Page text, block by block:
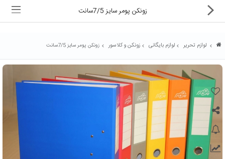
ماشین های اداری
کالای دیجیتال
لوازم التحریر
کارتریج و تونر
زونکن پومر سایز 7/5سانت
لوازم تحریر لوازم بایگانی زونکن و کلاسور زونکن پومر سایز 7/5سانت